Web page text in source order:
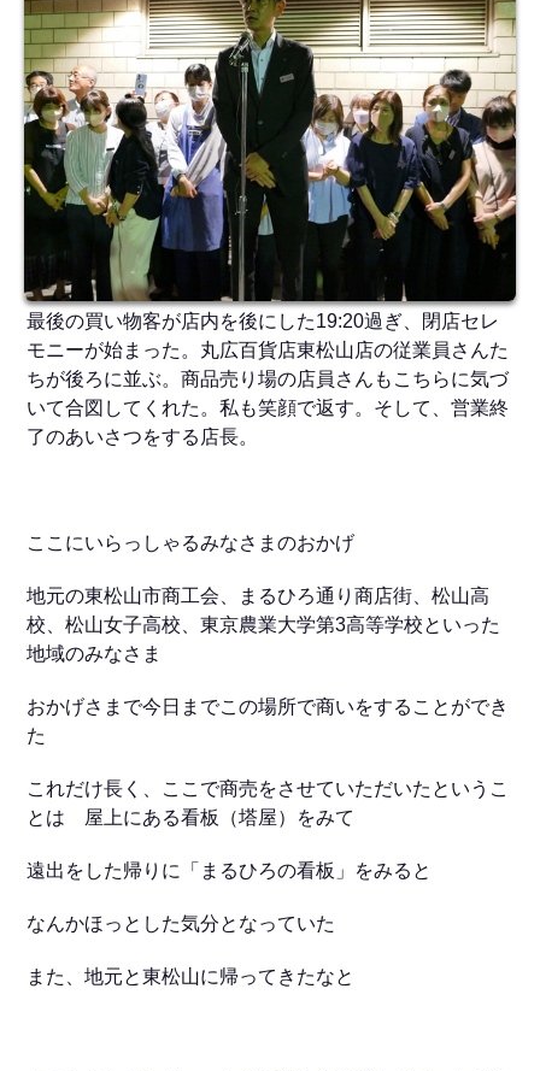
最後の買い物客が店内を後にした19:20過ぎ、閉店セレ
モニーが始まった。丸広百貨店東松山店の従業員さんた
ちが後ろに並ぶ。商品売り場の店員さんもこちらに気づ
いて合図してくれた。私も笑顔で返す。そして、営業終
了のあいさつをする店長。
ここにいらっしゃるみなさまのおかげ
地元の東松山市商工会、まるひろ通り商店街、松山高
校、松山女子高校、東京農業大学第3高等学校といった
地域のみなさま
おかげさまで今日までこの場所で商いをすることができ
た
これだけ長く、ここで商売をさせていただいたというこ
とは 屋上にある看板（塔屋）をみて
遠出をした帰りに「まるひろの看板」をみると
なんかほっとした気分となっていた
また、地元と東松山に帰ってきたなと